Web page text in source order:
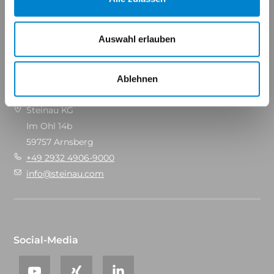
Auswahl erlauben
Ablehnen
Maßgeschneidert für Ihren Erfolg.
Steinau KG
Im Ohl 14b
59757 Arnsberg
+49 2932 4906-9000
info@steinau.com
Social-Media